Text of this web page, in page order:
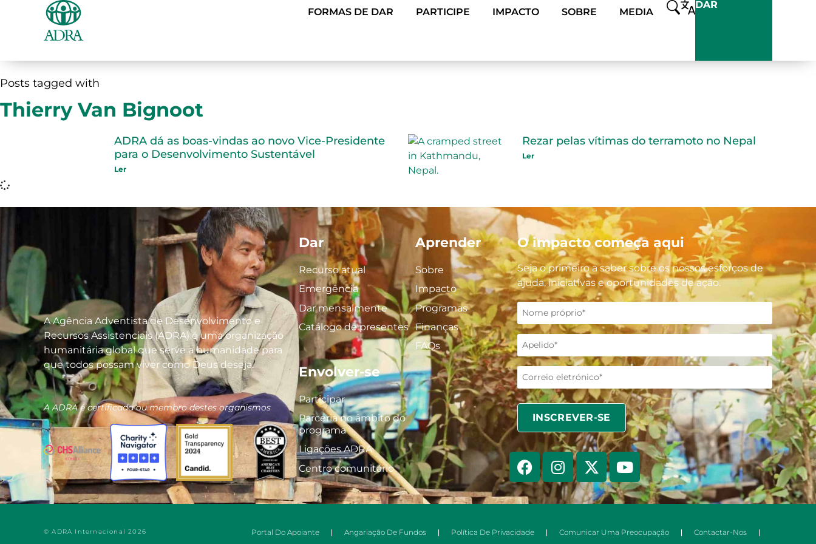
FORMAS DE DAR PARTICIPE IMPACTO SOBRE MEDIA
DAR
Posts tagged with
Thierry Van Bignoot
ADRA dá as boas-vindas ao novo Vice-Presidente
para o Desenvolvimento Sustentável
Ler
Rezar pelas vítimas do terramoto no Nepal
Ler
A Agência Adventista de Desenvolvimento e
Recursos Assistenciais (ADRA) é uma organização
humanitária global que serve a humanidade para
que todos possam viver como Deus deseja.
A ADRA é certificada ou membro destes organismos
Dar
Recurso atual
Emergência
Dar mensalmente
Catálogo de presentes
Envolver-se
Participar
Parceria no âmbito do
programa
Ligações ADRA
Centro comunitário
Aprender
Sobre
Impacto
Programas
Finanças
FAQs
O impacto começa aqui
Seja o primeiro a saber sobre os nossos esforços de
ajuda, iniciativas e oportunidades de ação.
© ADRA Internacional 2026 Portal Do Apoiante Angariação De Fundos Política De Privacidade Comunicar Uma Preocupação Contactar-Nos